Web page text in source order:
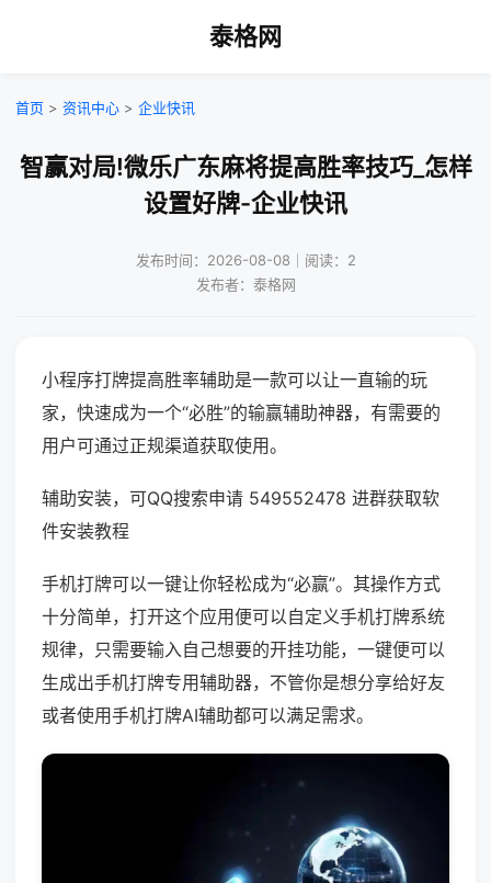
泰格网
首页 > 资讯中心 > 企业快讯
智赢对局!微乐广东麻将提高胜率技巧_怎样
设置好牌-企业快讯
发布时间：2026-08-08｜阅读：2
发布者：泰格网
小程序打牌提高胜率辅助是一款可以让一直输的玩
家，快速成为一个“必胜”的输赢辅助神器，有需要的
用户可通过正规渠道获取使用。
辅助安装，可QQ搜索申请 549552478 进群获取软
件安装教程
手机打牌可以一键让你轻松成为“必赢”。其操作方式
十分简单，打开这个应用便可以自定义手机打牌系统
规律，只需要输入自己想要的开挂功能，一键便可以
生成出手机打牌专用辅助器，不管你是想分享给好友
或者使用手机打牌AI辅助都可以满足需求。